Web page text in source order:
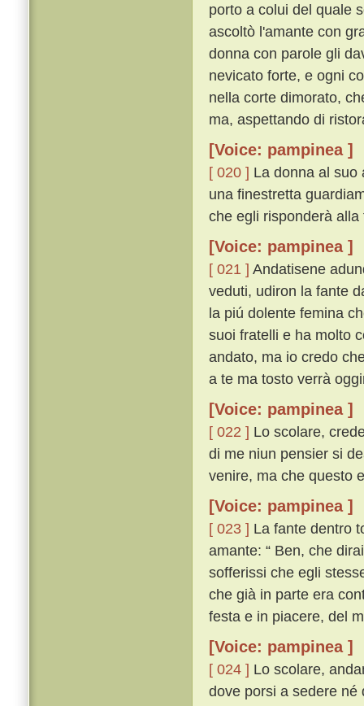
porto a colui del quale
ascoltò l'amante con
donna con parole gli
nevicato forte, e ogni
nella corte dimorato,
ma, aspettando di
[Voice: pampinea ]
[ 020 ] La donna al suo
una finestretta
che egli risponderà
[Voice: pampinea ]
[ 021 ] Andatisene
veduti, udiron la fante
la piú dolente femina
suoi fratelli e ha molto
andato, ma io credo
a te ma tosto verrà
[Voice: pampinea ]
[ 022 ] Lo scolare,
di me niun pensier si
venire, ma che questo
[Voice: pampinea ]
[ 023 ] La fante dentro
amante: “ Ben, che
sofferissi che egli
che già in parte era
festa e in piacere, del
[Voice: pampinea ]
[ 024 ] Lo scolare,
dove porsi a sedere né